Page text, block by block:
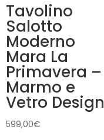
Tavolino
Salotto
Moderno
Mara La
Primavera –
Marmo e
Vetro Design
599,00€